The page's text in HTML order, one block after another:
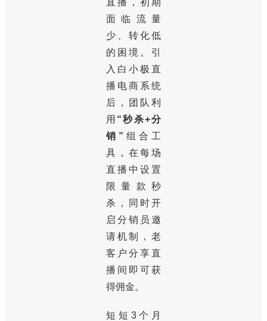
面临流量
少、转化低
的困境。引
入白小极直
播电商系统
后，团队利
用 “秒杀+分
销” 组合工
具，在每场
直播中设置
限量款秒
杀，同时开
启分销员邀
请机制，老
客户分享直
播间即可获
得佣金。
短短3个月